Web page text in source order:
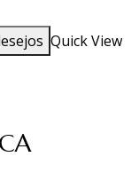
Quick View